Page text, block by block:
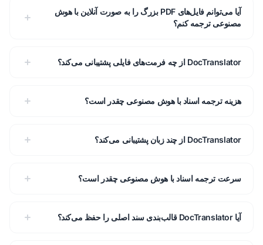
آیا می‌توانم فایل‌های PDF بزرگ را به صورت آنلاین با هوش
مصنوعی ترجمه کنم؟
DocTranslator از چه فرمت‌های فایلی پشتیبانی می‌کند؟
هزینه ترجمه اسناد با هوش مصنوعی چقدر است؟
DocTranslator از چند زبان پشتیبانی می‌کند؟
سرعت ترجمه اسناد با هوش مصنوعی چقدر است؟
آیا DocTranslator قالب‌بندی سند اصلی را حفظ می‌کند؟